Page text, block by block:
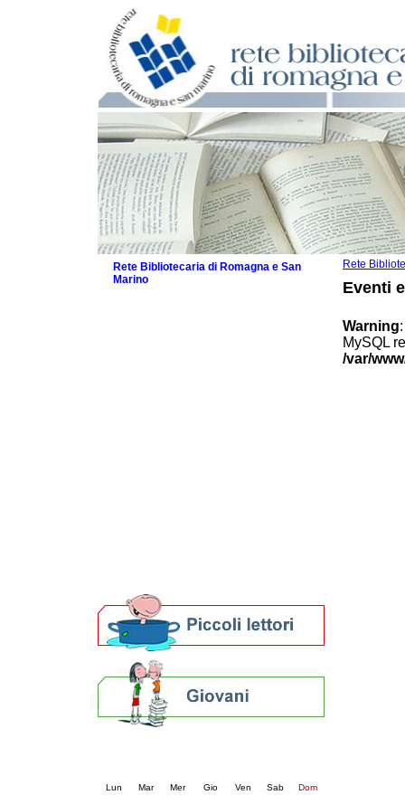
Rete
Eventi
Warning
MySQL
/var/
Rete Bibliotecaria di Romagna e San
Marino
Lun Mar Mer Gio Ven Sab
Dom